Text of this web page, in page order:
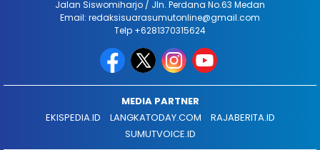
Jalan Siswomiharjo / Jln. Perdana No.63 Medan
Email: redaksisuarasumutonline@gmail.com
Telp +6281370315624
MEDIA PARTNER
EKISPEDIA.ID
LANGKATODAY.COM
RAJABERITA.ID
SUMUTVOICE.ID